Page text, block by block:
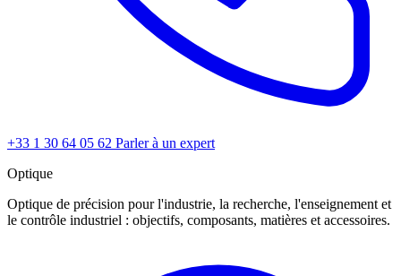
+33 1 30 64 05 62 Parler à un expert
Optique
Optique de précision pour l'industrie, la recherche, l'enseignement et
le contrôle industriel : objectifs, composants, matières et accessoires.